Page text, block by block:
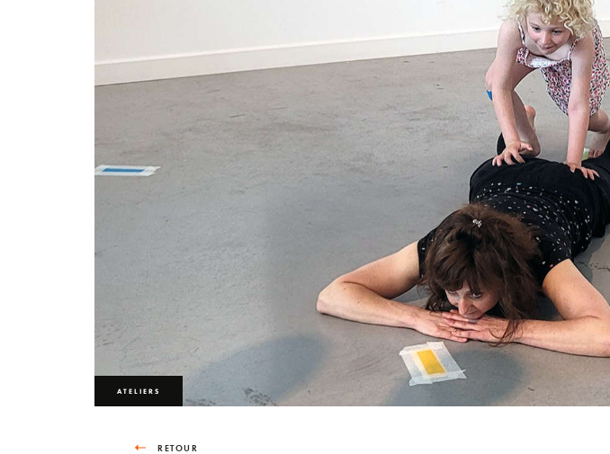
ATELIERS
RETOUR